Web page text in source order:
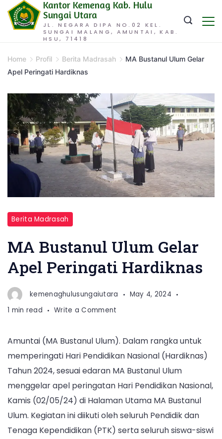
Skip
JL. NEGARA DIPA NO.02 KEL.
SUNGAI MALANG, AMUNTAI, KAB.
HSU, 71418
Kantor Kemenag Kab. Hulu
Sungai Utara
Home Profil Berita Madrasah
MA Bustanul Ulum Gelar
Apel Peringati Hardiknas
Berita Madrasah
MA Bustanul Ulum Gelar
Apel Peringati Hardiknas
kemenaghulusungaiutara
May 4, 2024
1 min read
Write a Comment
Ulum
Gelar
Apel
Peringati
Amuntai (MA Bustanul Ulum). Dalam rangka untuk
memperingati Hari Pendidikan Nasional (Hardiknas)
Tahun 2024, sesuai edaran MA Bustanul Ulum
menggelar apel peringatan Hari Pendidikan Nasional,
Kamis (02/05/24) di Halaman Utama MA Bustanul
Ulum. Kegiatan ini diikuti oleh seluruh Pendidik dan
Tenaga Kependidikan (PTK) serta seluruh siswa-siswi